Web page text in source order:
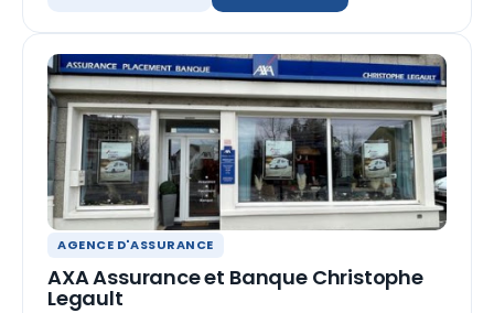
AGENCE D'ASSURANCE
AXA Assurance et Banque Christophe
Legault